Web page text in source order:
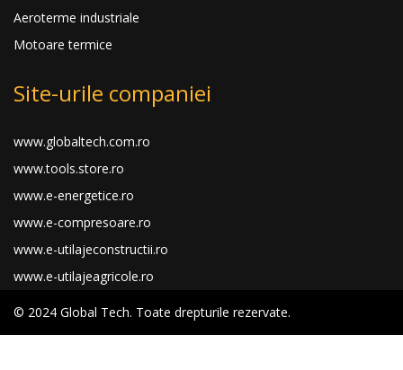
Aeroterme industriale
Motoare termice
Site-urile companiei
www.globaltech.com.ro
www.tools.store.ro
www.e-energetice.ro
www.e-compresoare.ro
www.e-utilajeconstructii.ro
www.e-utilajeagricole.ro
© 2024 Global Tech. Toate drepturile rezervate.